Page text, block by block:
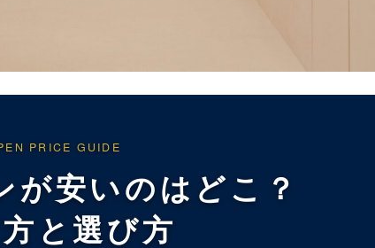
PRICE GUIDE
が安いのはどこ？
と選び方